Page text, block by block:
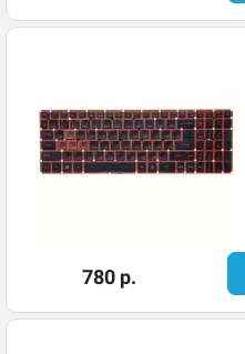
780 р.